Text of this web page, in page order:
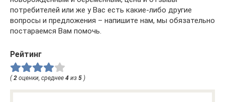
потребителей или же у Вас есть какие-либо другие
вопросы и предложения – напишите нам, мы обязательно
постараемся Вам помочь.
Рейтинг
(2 оценки, среднее 4 из 5 )